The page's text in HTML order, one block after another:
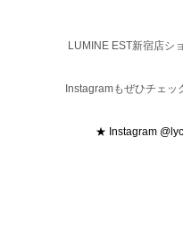
LUMINE EST新宿店シ
Instagramもぜひチェッ
★ Instagram